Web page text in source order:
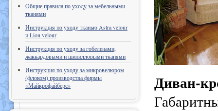
Общие правила по уходу за мебельными
тканями
Инструкция по уходу тканью Astra velour
и Lion velour
Инструкция по уходу за гобеленами,
жаккардовыми и шинилловыми тканями
Инструкция по уходу за микровелюром
(флоком) производства фирмы
«Майкрофайберс»
Диван-